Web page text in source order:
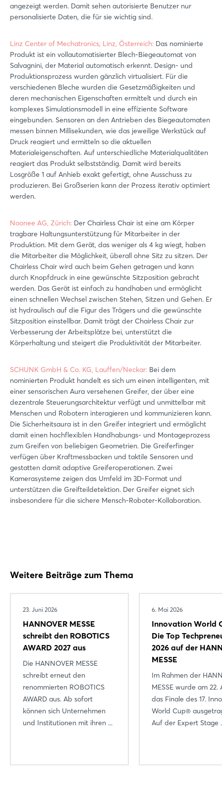
angezeigt werden. Damit sehen autorisierte Benutzer nur
personalisierte Daten, die für sie wichtig sind.
Linz Center of Mechatronics, Linz, Österreich: Das nominierte
Produkt ist ein vollautomatisierter Blech-Biegeautomat von
Salvagnini, der Material automatisch erkennt. Design- und
Produktionsprozess wurden gänzlich virtualisiert. Für die
verschiedenen Bleche wurden die Gesetzmäßigkeiten und
deren mechanischen Eigenschaften ermittelt und durch ein
komplexes Simulationsmodell in eine effiziente Software
eingebunden. Sensoren an den Antrieben des Biegeautomaten
messen binnen Millisekunden, wie das jeweilige Werkstück auf
Druck reagiert und ermitteln so die aktuellen
Materialeigenschaften. Auf unterschiedliche Materialqualitäten
reagiert das Produkt selbstständig. Damit wird bereits
Losgröße 1 auf Anhieb exakt gefertigt, ohne Ausschuss zu
produzieren. Bei Großserien kann der Prozess iterativ optimiert
werden.
Noonee AG, Zürich: Der Chairless Chair ist eine am Körper
tragbare Haltungsunterstützung für Mitarbeiter in der
Produktion. Mit dem Gerät, das weniger als 4 kg wiegt, haben
die Mitarbeiter die Möglichkeit, überall ohne Sitz zu sitzen. Der
Chairless Chair wird auch beim Gehen getragen und kann
durch Knopfdruck in eine gewünschte Sitzposition gebracht
werden. Das Gerät ist einfach zu handhaben und ermöglicht
einen schnellen Wechsel zwischen Stehen, Sitzen und Gehen. Er
ist hydraulisch auf die Figur des Trägers und die gewünschte
Sitzposition einstellbar. Damit trägt der Chairless Chair zur
Verbesserung der Arbeitsplätze bei, unterstützt die
Körperhaltung und steigert die Produktivität der Mitarbeiter.
SCHUNK GmbH & Co. KG, Lauffen/Neckar: Bei dem
nominierten Produkt handelt es sich um einen intelligenten, mit
einer sensorischen Aura versehenen Greifer, der über eine
dezentrale Steuerungsarchitektur verfügt und unmittelbar mit
Menschen und Robotern interagieren und kommunizieren kann.
Die Sicherheitsaura ist in den Greifer integriert und ermöglicht
damit einen hochflexiblen Handhabungs- und Montageprozess
zum Greifen von beliebigen Geometrien. Die Greiferfinger
verfügen über Kraftmessbacken und taktile Sensoren und
gestatten damit adaptive Greiferoperationen. Zwei
Kamerasysteme zeigen das Umfeld im 3D-Format und
unterstützen die Greifteildetektion. Der Greifer eignet sich
insbesondere für die sichere Mensch-Roboter-Kollaboration.
Weitere Beiträge zum Thema
23. Juni 2026
HANNOVER MESSE
schreibt den ROBOTICS
AWARD 2027 aus
Die HANNOVER MESSE
schreibt erneut den
renommierten ROBOTICS
AWARD aus. Ab sofort
können sich Unternehmen
und Institutionen mit ihren ...
6. Mai 2026
Innovation World
Die Top
2026 auf der
MESSE
Im Rahmen der
MESSE wurde am 22.
das Finale des 17.
World Cup®
Auf der Expert Stage
Login
Einloggen
Passwort vergessen?
Jetzt registrieren